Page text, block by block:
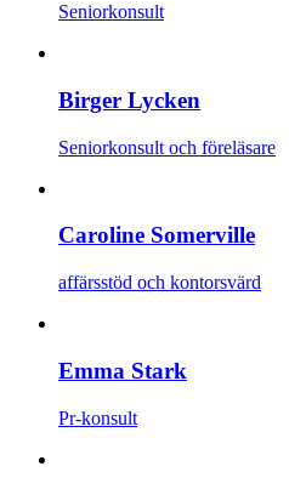
Seniorkonsult
Birger Lycken
Seniorkonsult och föreläsare
Caroline Somerville
affärsstöd och kontorsvärd
Emma Stark
Pr-konsult